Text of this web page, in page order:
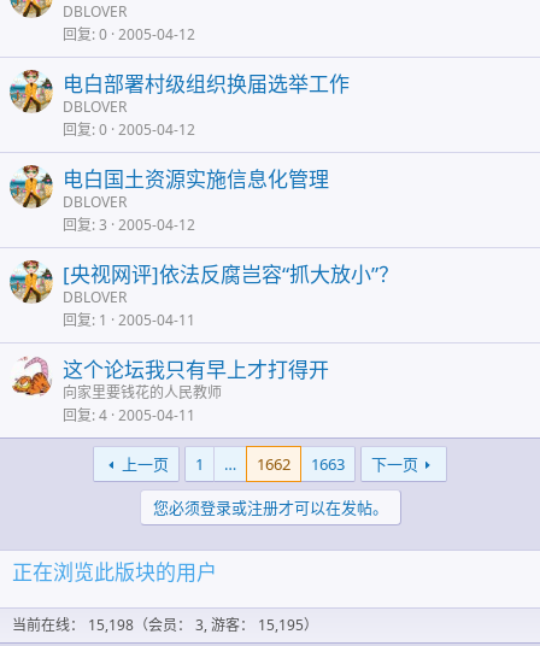
DBLOVER
回复 0 2005-04-12
电白部署村级组织换届选举工作
DBLOVER
回复 0 2005-04-12
电白国土资源实施信息化管理
DBLOVER
回复 3 2005-04-12
[央视网评]依法反腐岂容“抓大放小”？
DBLOVER
回复 1 2005-04-11
这个论坛我只有早上才打得开
向家里要钱花的人民教师
回复 4 2005-04-11
上一页 1 … 1662 1663
下一页
您必须登录或注册才可以在发帖。
正在浏览此版块的用户
当前在线： 15,198（会员： 3, 游客： 15,195）